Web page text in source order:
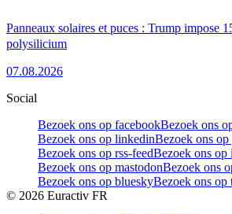
Panneaux solaires et puces : Trump impose
polysilicium
07.08.2026
Social
Bezoek ons op facebookBezoek ons
Bezoek ons op linkedinBezoek ons
Bezoek ons op rss-feedBezoek ons op
Bezoek ons op mastodonBezoek ons
Bezoek ons op blueskyBezoek ons op
© 2026 Euractiv FR